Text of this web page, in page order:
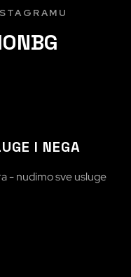
I NEGA
- nudimo sve usluge